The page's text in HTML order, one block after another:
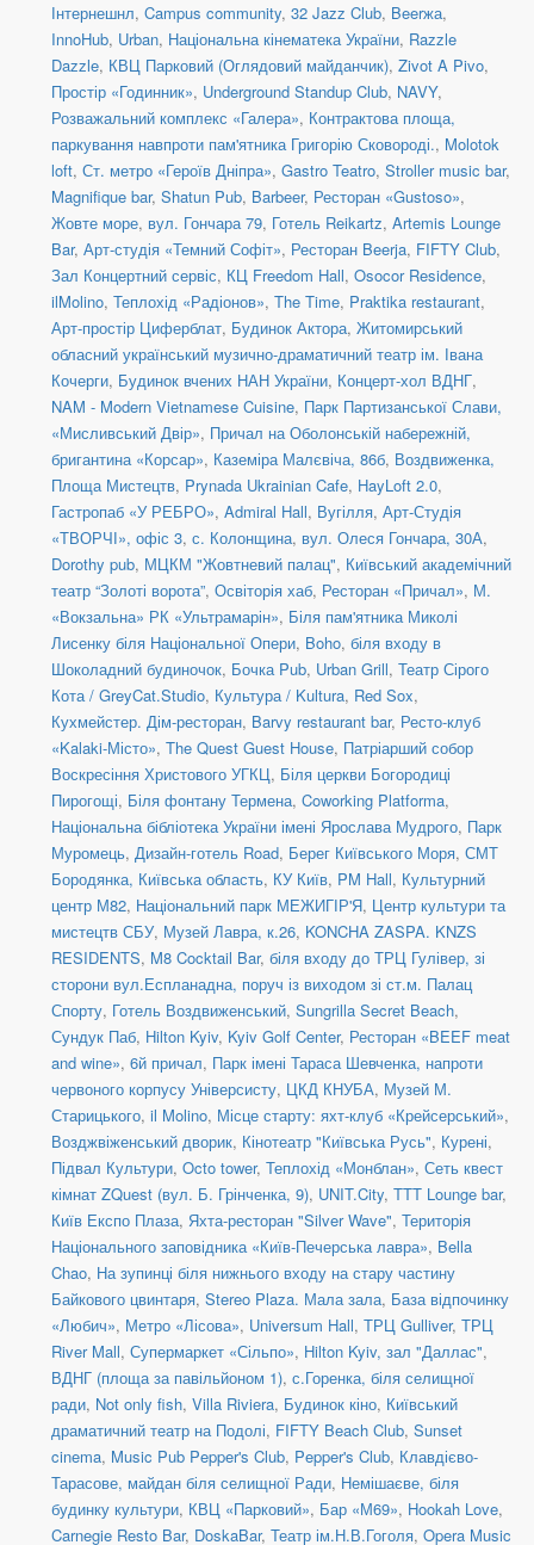
Інтернешнл, Campus community, 32 Jazz Club, Beerжа,
InnoHub, Urban, Національна кінематека України, Razzle
Dazzle, КВЦ Парковий (Оглядовий майданчик), Zivot A Pivo,
Простір «Годинник», Underground Standup Club, NAVY,
Розважальний комплекс «Галера», Контрактова площа,
паркування навпроти пам'ятника Григорію Сковороді., Molotok
loft, Ст. метро «Героїв Дніпра», Gastro Teatro, Stroller music bar,
Magnifique bar, Shatun Pub, Barbeer, Ресторан «Gustoso»,
Жовте море, вул. Гончара 79, Готель Reikartz, Artemis Lounge
Bar, Арт-студія «Темний Софіт», Ресторан Beerja, FIFTY Club,
Зал Концертний сервіс, КЦ Freedom Hall, Osocor Residence,
ilMolino, Теплохід «Радіонов», The Time, Praktika restaurant,
Арт-простір Циферблат, Будинок Актора, Житомирський
обласний український музично-драматичний театр ім. Івана
Кочерги, Будинок вчених НАН України, Концерт-хол ВДНГ,
NAM - Modern Vietnamese Cuisine, Парк Партизанської Слави,
«Мисливський Двір», Причал на Оболонській набережній,
бригантина «Корсар», Каземіра Малєвіча, 86б, Воздвиженка,
Площа Мистецтв, Prynada Ukrainian Cafe, HayLoft 2.0,
Гастропаб «У РЕБРО», Admiral Hall, Вугілля, Арт-Студія
«ТВОРЧІ», офіс 3, с. Колонщина, вул. Олеся Гончара, 30А,
Dorothy pub, МЦКМ "Жовтневий палац", Київський академічний
театр “Золоті ворота”, Освіторія хаб, Ресторан «Причал», М.
«Вокзальна» РК «Ультрамарін», Біля пам'ятника Миколі
Лисенку біля Національної Опери, Boho, біля входу в
Шоколадний будиночок, Бочка Pub, Urban Grill, Театр Сірого
Кота / GreyCat.Studio, Культура / Kultura, Red Sox,
Кухмейстер. Дім-ресторан, Barvy restaurant bar, Ресто-клуб
«Kalaki-Місто», The Quest Guest House, Патріарший собор
Воскресіння Христового УГКЦ, Біля церкви Богородиці
Пирогощі, Біля фонтану Термена, Coworking Platforma,
Національна бібліотека України імені Ярослава Мудрого, Парк
Муромець, Дизайн-готель Road, Берег Київського Моря, СМТ
Бородянка, Київська область, КУ Київ, PM Hall, Культурний
центр М82, Національний парк МЕЖИГІР'Я, Центр культури та
мистецтв СБУ, Музей Лавра, к.26, KONCHA ZASPA. KNZS
RESIDENTS, M8 Cocktail Bar, біля входу до ТРЦ Гулівер, зі
сторони вул.Еспланадна, поруч із виходом зі ст.м. Палац
Спорту, Готель Воздвиженський, Sungrilla Secret Beach,
Сундук Паб, Hilton Kyiv, Kyiv Golf Center, Ресторан «BEEF meat
and wine», 6й причал, Парк імені Тараса Шевченка, напроти
червоного корпусу Універсисту, ЦКД КНУБА, Музей М.
Старицького, il Molino, Місце старту: яхт-клуб «Крейсерський»,
Возджвіженський дворик, Кінотеатр "Київська Русь", Курені,
Підвал Культури, Octo tower, Теплохід «Монблан», Сеть квест
кімнат ZQuest (вул. Б. Грінченка, 9), UNIT.City, TTT Lounge bar,
Київ Експо Плаза, Яхта-ресторан "Silver Wave", Територія
Національного заповідника «Київ-Печерська лавра», Bella
Chao, На зупинці біля нижнього входу на стару частину
Байкового цвинтаря, Stereo Plaza. Мала зала, База відпочинку
«Любич», Метро «Лісова», Universum Hall, ТРЦ Gulliver, ТРЦ
River Mall, Супермаркет «Сільпо», Hilton Kyiv, зал "Даллас",
ВДНГ (площа за павільйоном 1), с.Горенка, біля селищної
ради, Not only fish, Villa Riviera, Будинок кіно, Київський
драматичний театр на Подолі, FIFTY Beach Club, Sunset
cinema, Music Pub Pepper's Club, Pepper's Club, Клавдієво-
Тарасове, майдан біля селищної Ради, Немішаєве, біля
будинку культури, КВЦ «Парковий», Бар «М69», Hookah Love,
Carnegie Resto Bar, DoskaBar, Театр ім.Н.В.Гоголя, Opera Music